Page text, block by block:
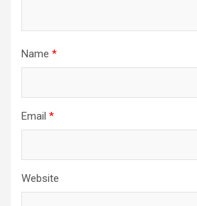
Name *
Email *
Website